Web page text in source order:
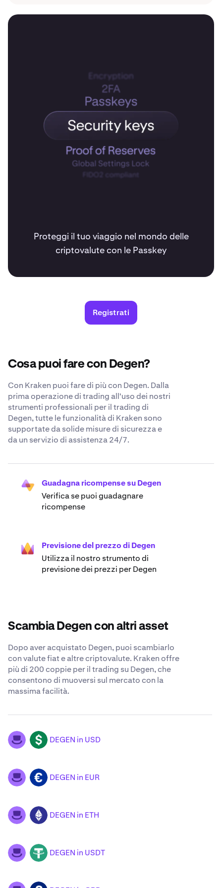
Proteggi il tuo viaggio nel mondo delle
criptovalute con le Passkey
Registrati
Cosa puoi fare con Degen?
Con Kraken puoi fare di più con Degen. Dalla
prima operazione di trading all'uso dei nostri
strumenti professionali per il trading di
Degen, tutte le funzionalità di Kraken sono
supportate da solide misure di sicurezza e
da un servizio di assistenza 24/7.
Guadagna ricompense su Degen
Verifica se puoi guadagnare
ricompense
Previsione del prezzo di Degen
Utilizza il nostro strumento di
previsione dei prezzi per Degen
Scambia Degen con altri asset
Dopo aver acquistato Degen, puoi scambiarlo
con valute fiat e altre criptovalute. Kraken offre
più di 200 coppie per il trading su Degen, che
consentono di muoversi sul mercato con la
massima facilità.
DEGEN USD DEGEN in USD
DEGEN EUR DEGEN in EUR
DEGEN ETH DEGEN in ETH
DEGEN USDT DEGEN in USDT